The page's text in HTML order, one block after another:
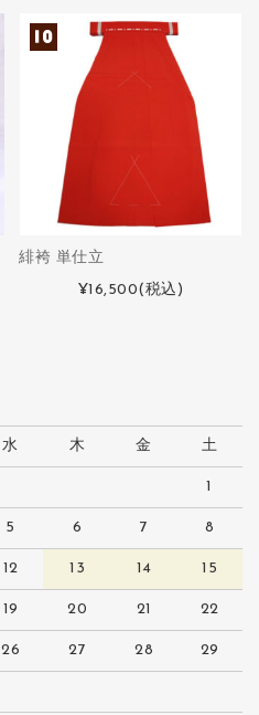
緋袴 単仕立
¥16,500(税込)
水 木 金 土
1
5 6 7 8
12 13 14 15
19 20 21 22
26 27 28 29